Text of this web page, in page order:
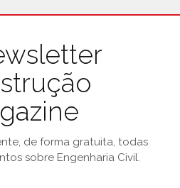
de forma gratuita, todas
sobre Engenharia Civil.